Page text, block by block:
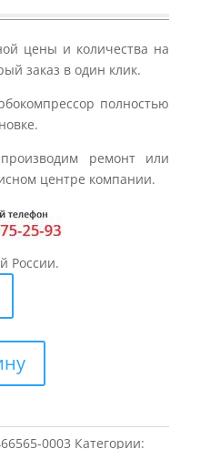
цены и количества на
заказ в один клик.
полностью
ремонт или
центре компании.
России.
0003 Категории: